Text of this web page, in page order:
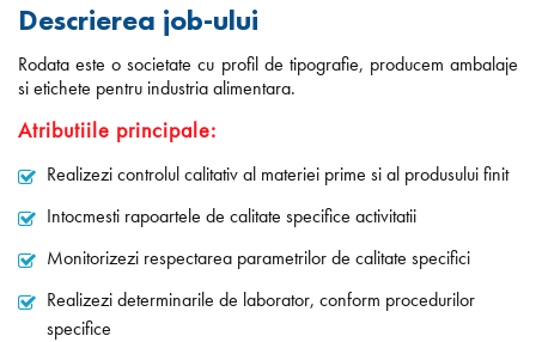
Descrierea job-ului
Rodata este o societate cu profil de tipografie, producem ambalaje
si etichete pentru industria alimentara.
Atributiile principale:
Realizezi controlul calitativ al materiei prime si al produsului finit
Intocmesti rapoartele de calitate specifice activitatii
Monitorizezi respectarea parametrilor de calitate specifici
Realizezi determinarile de laborator, conform procedurilor
specifice